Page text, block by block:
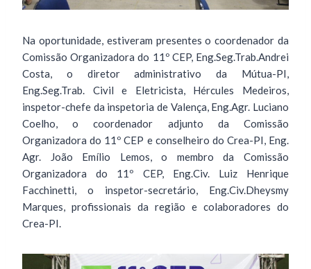
Na oportunidade, estiveram presentes o coordenador da
Comissão Organizadora do 11º CEP, Eng.Seg.Trab.Andrei
Costa, o diretor administrativo da Mútua-PI,
Eng.Seg.Trab. Civil e Eletricista, Hércules Medeiros,
inspetor-chefe da inspetoria de Valença, Eng.Agr. Luciano
Coelho, o coordenador adjunto da Comissão
Organizadora do 11º CEP e conselheiro do Crea-PI, Eng.
Agr. João Emílio Lemos, o membro da Comissão
Organizadora do 11º CEP, Eng.Civ. Luiz Henrique
Facchinetti, o inspetor-secretário, Eng.Civ.Dheysmy
Marques, profissionais da região e colaboradores do
Crea-PI.